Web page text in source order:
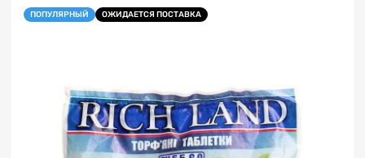
ПОПУЛЯРНЫЙ ОЖИДАЕТСЯ ПОСТАВКА